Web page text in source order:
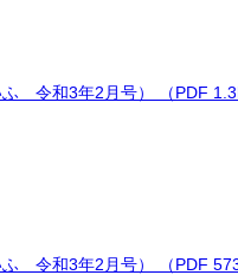
令和3年2月号） （PDF
令和3年2月号） （PDF